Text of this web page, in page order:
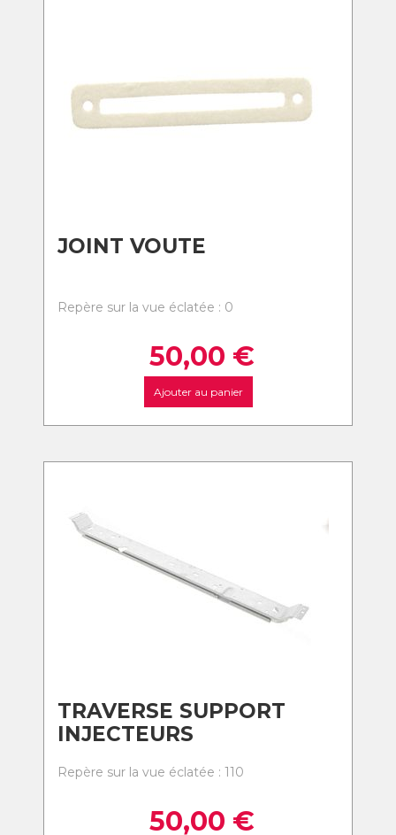
JOINT VOUTE
Repère sur la vue éclatée : 0
50,00 €
Ajouter au panier
TRAVERSE SUPPORT
INJECTEURS
Repère sur la vue éclatée : 110
50,00 €